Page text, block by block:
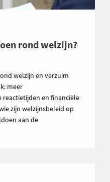
rond welzijn?
welzijn en verzuim
meer
en financiële
zijn welzijnsbeleid op
aan de